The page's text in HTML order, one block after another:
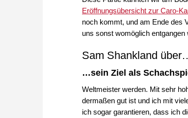
Eröffnungsübersicht zur Caro-
noch kommt, und am Ende des
uns sonst womöglich entgangen
Sam Shankland
…sein Ziel als
Weltmeister werden. Mit sehr
dermaßen gut ist und ich mit
ich sogar garantieren, dass ich